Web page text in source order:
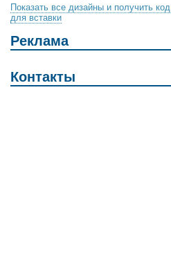
Показать все дизайны и получить код
для вставки
Реклама
Контакты